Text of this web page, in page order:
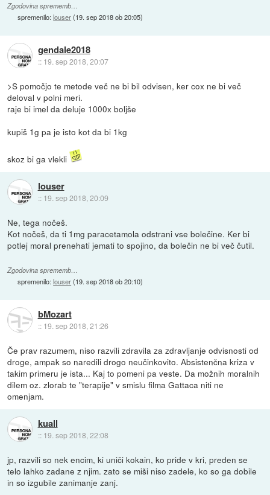
Zgodovina sprememb…
spremenilo:louser(19. sep 2018 ob 20:05)
gendale2018
:: 19. sep 2018, 20:07
>S pomočjo te metode več ne bi bil odvisen, ker cox ne bi več
deloval v polni meri.
raje bi imel da deluje 1000x boljše
kupiš 1g pa je isto kot da bi 1kg
skoz bi ga vlekli
louser
:: 19. sep 2018, 20:09
Ne, tega nočeš.
Kot nočeš, da ti 1mg paracetamola odstrani vse bolečine. Ker bi
potlej moral prenehati jemati to spojino, da bolečin ne bi več čutil.
Zgodovina sprememb…
spremenilo:louser(19. sep 2018 ob 20:10)
bMozart
:: 19. sep 2018, 21:26
Če prav razumem, niso razvili zdravila za zdravljanje odvisnosti od
droge, ampak so naredili drogo neučinkovito. Absistenčna kriza v
takim primeru je ista... Kaj to pomeni pa veste. Da možnih moralnih
dilem oz. zlorab te "terapije" v smislu filma Gattaca niti ne
omenjam.
kuall
:: 19. sep 2018, 22:08
jp, razvili so nek encim, ki uniči kokain, ko pride v kri, preden se
telo lahko zadane z njim. zato se miši niso zadele, ko so ga dobile
in so izgubile zanimanje zanj.